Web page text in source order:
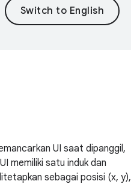
UI saat dipanggil,
memiliki satu induk dan
sebagai posisi (x, y),